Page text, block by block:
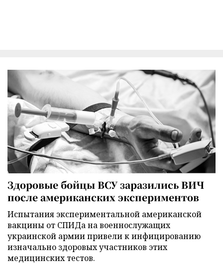
Здоровые бойцы ВСУ заразились ВИЧ
после американских экспериментов
Испытания экспериментальной американской
вакцины от СПИДа на военнослужащих
украинской армии привели к инфицированию
изначально здоровых участников этих
медицинских тестов.